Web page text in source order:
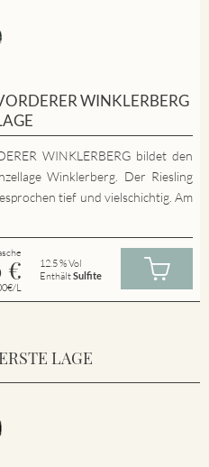
WINKLERBERG
WINKLERBERG bildet den
Winklerberg. Der Riesling
tief und vielschichtig. Am
€
L
12.5 % Vol
EnthältSulfite
LAGE